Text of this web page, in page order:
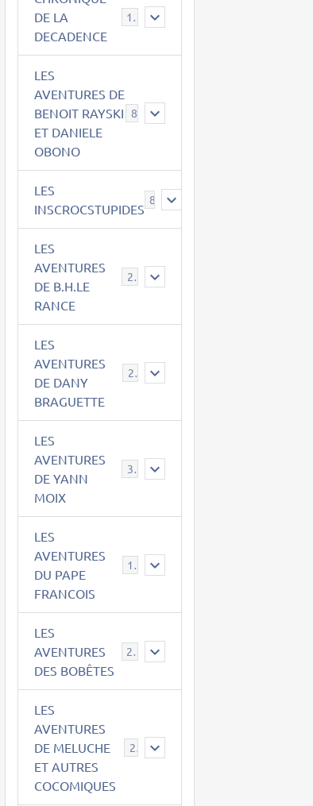
DE LA
DECADENCE
12
LES
AVENTURES DE
BENOIT RAYSKI
ET DANIELE
OBONO
LES
INSCROCSTUPIDES
8
LES
AVENTURES
DE B.H.LE
RANCE
21
LES
AVENTURES
DE DANY
BRAGUETTE
29
LES
AVENTURES
DE YANN
MOIX
39
LES
AVENTURES
DU PAPE
FRANCOIS
15
LES
AVENTURES
DES BOBÊTES
23
LES
AVENTURES
DE MELUCHE
ET AUTRES
COCOMIQUES
22